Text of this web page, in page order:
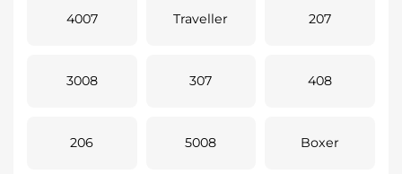
4007 Traveller 207
3008 307 408
206 5008 Boxer